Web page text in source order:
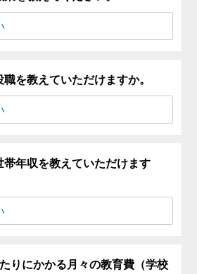
を教えていただけますか。
帯年収を教えていただけます
りにかかる月々の教育費（学校